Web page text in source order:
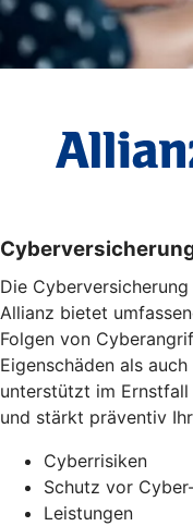
Die
Allianz bietet
Folgen von
Eigenschäden als
unterstützt im
und stärkt präventiv
Cyberrisiken
Schutz vor
Leistungen